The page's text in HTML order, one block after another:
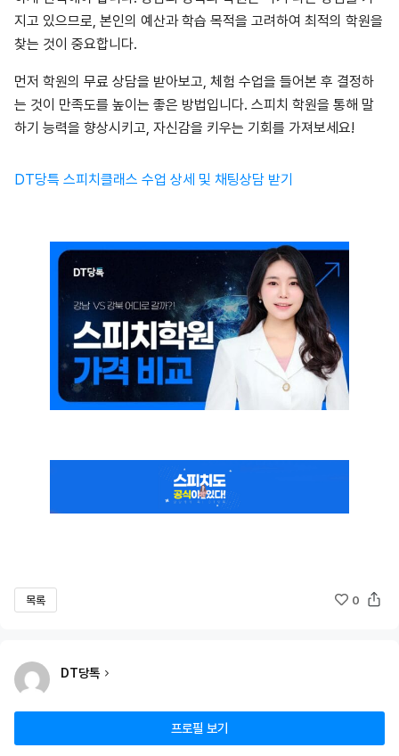
지고 있으므로, 본인의 예산과 학습 목적을 고려하여 최적의 학원을
찾는 것이 중요합니다.
먼저 학원의 무료 상담을 받아보고, 체험 수업을 들어본 후 결정하
는 것이 만족도를 높이는 좋은 방법입니다. 스피치 학원을 통해 말
하기 능력을 향상시키고, 자신감을 키우는 기회를 가져보세요!
DT당특 스피치클래스 수업 상세 및 채팅상담 받기
목록 0
DT당톡
프로필 보기